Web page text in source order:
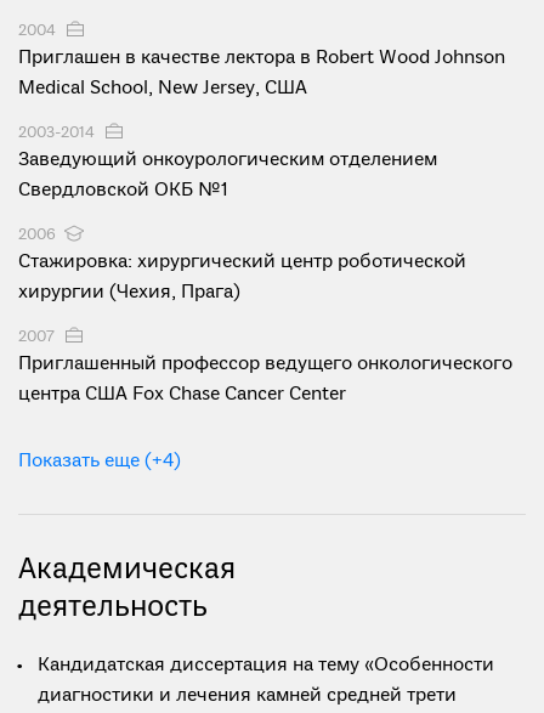
2004
Приглашен в качестве лектора в Robert Wood Johnson
Medical School, New Jersey, США
2003-2014
Заведующий онкоурологическим отделением
Свердловской ОКБ №1
2006
Стажировка: хирургический центр роботической
хирургии (Чехия, Прага)
2007
Приглашенный профессор ведущего онкологического
центра США Fox Chase Cancer Center
Показать еще (+4)
Академическая
деятельность
Кандидатская диссертация на тему «Особенности
диагностики и лечения камней средней трети